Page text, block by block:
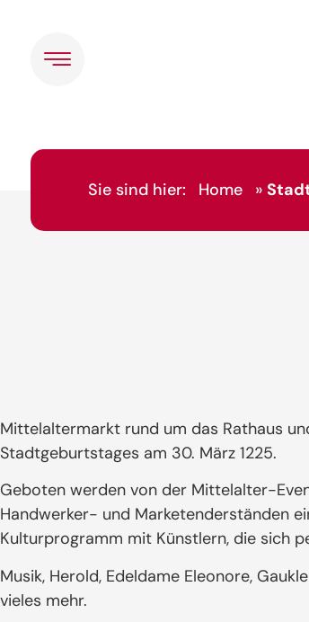
Sie sind hier: Home »
Mittelaltermarkt rund um das Rathaus
Stadtgeburtstages am 30. März 1225.
Geboten werden von der Mittelalter-
Handwerker- und Marketenderständen
Kulturprogramm mit Künstlern, die sich
Musik, Herold, Edeldame Eleonore,
vieles mehr.